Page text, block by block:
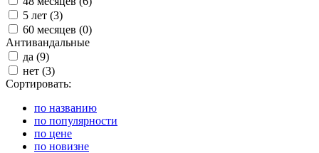
5 лет (3)
60 месяцев (0)
Антивандальные
да (9)
нет (3)
Сортировать:
по названию
по популярности
по цене
по новизне